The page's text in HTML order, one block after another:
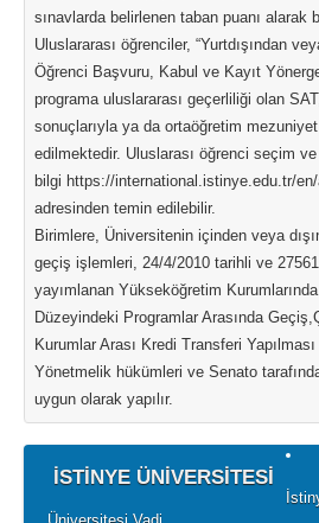
sınavlarda belirlenen taban puanı alarak
Uluslararası öğrenciler, “Yurtdışından
Öğrenci Başvuru, Kabul ve Kayıt
programa uluslararası geçerliliği olan
sonuçlarıyla ya da ortaöğretim mezuniyet
edilmektedir. Uluslarası öğrenci seçim
bilgi https://international.istinye.edu.tr/
adresinden temin edilebilir.
Birimlere, Üniversitenin içinden veya
geçiş işlemleri, 24/4/2010 tarihli ve
yayımlanan Yükseköğretim
Düzeyindeki Programlar Arasında
Kurumlar Arası Kredi Transferi
Yönetmelik hükümleri ve Senato
uygun olarak yapılır.
İSTİNYE ÜNİVERSİTESİ